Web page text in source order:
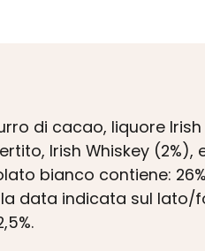
di cacao, liquore
Irish Whiskey
bianco contiene:
data indicata sul